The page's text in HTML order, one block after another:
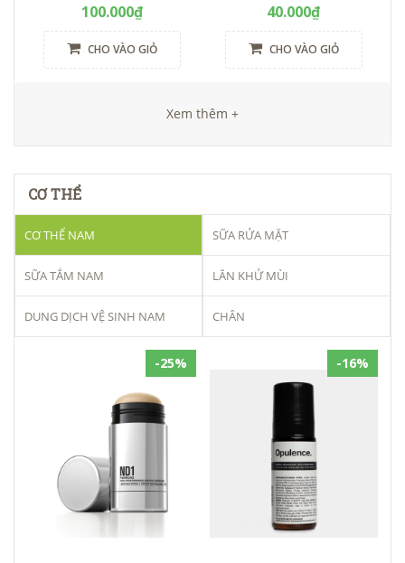
100.000₫
CHO VÀO GIỎ
40.000₫
CHO VÀO GIỎ
Xem thêm +
CƠ THỂ
CƠ THỂ NAM SỮA RỬA MẶT
SỮA TẮM NAM LĂN KHỬ MÙI
DUNG DỊCH VỆ SINH NAM CHÂN
-25% -16%